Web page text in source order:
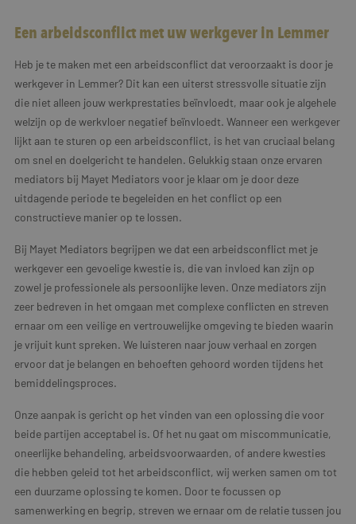
Een arbeidsconflict met uw werkgever in Lemmer
Heb je te maken met een arbeidsconflict dat veroorzaakt is door je
werkgever in Lemmer? Dit kan een uiterst stressvolle situatie zijn
die niet alleen jouw werkprestaties beïnvloedt, maar ook je algehele
welzijn op de werkvloer negatief beïnvloedt. Wanneer een werkgever
lijkt aan te sturen op een arbeidsconflict, is het van cruciaal belang
om snel en doelgericht te handelen. Gelukkig staan onze ervaren
mediators bij Mayet Mediators voor je klaar om je door deze
uitdagende periode te begeleiden en het conflict op een
constructieve manier op te lossen.
Bij Mayet Mediators begrijpen we dat een arbeidsconflict met je
werkgever een gevoelige kwestie is, die van invloed kan zijn op
zowel je professionele als persoonlijke leven. Onze mediators zijn
zeer bedreven in het omgaan met complexe conflicten en streven
ernaar om een veilige en vertrouwelijke omgeving te bieden waarin
je vrijuit kunt spreken. We luisteren naar jouw verhaal en zorgen
ervoor dat je belangen en behoeften gehoord worden tijdens het
bemiddelingsproces.
Onze aanpak is gericht op het vinden van een oplossing die voor
beide partijen acceptabel is. Of het nu gaat om miscommunicatie,
oneerlijke behandeling, arbeidsvoorwaarden, of andere kwesties
die hebben geleid tot het arbeidsconflict, wij werken samen om tot
een duurzame oplossing te komen. Door te focussen op
samenwerking en begrip, streven we ernaar om de relatie tussen jou